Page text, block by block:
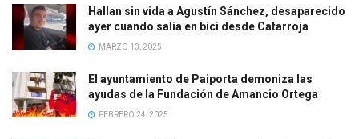
Hallan sin vida a Agustín Sánchez, desaparecido
ayer cuando salía en bici desde Catarroja
MARZO 13, 2025
El ayuntamiento de Paiporta demoniza las
ayudas de la Fundación de Amancio Ortega
FEBRERO 24, 2025